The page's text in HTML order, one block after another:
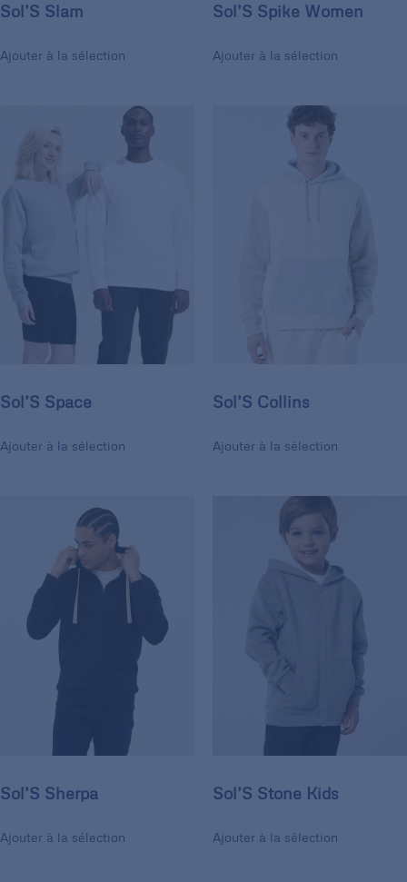
Sol’S Slam
Ajouter à la sélection
Sol’S Spike Women
Ajouter à la sélection
Sol’S Space
Ajouter à la sélection
Sol’S Collins
Ajouter à la sélection
Sol’S Sherpa
Ajouter à la sélection
Sol’S Stone Kids
Ajouter à la sélection